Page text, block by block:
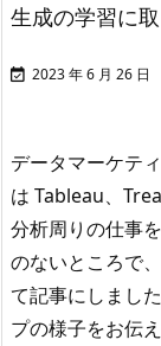
生成の学習に
 2023 年 6 月 26 日
データマーケテ
は Tableau、
分析周りの仕事を
のないところで
て記事にしました
プの様子をお伝